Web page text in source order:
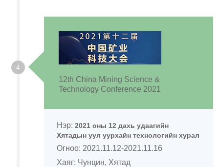
4
12th China Mining Science &
Technology Conference 2021
Нэр:2021 оны 12 дахь удаагийн
Хятадын уул уурхайн технологийн хурал
Огноо: 2021.11.12-2021.11.16
Хаяг: Чунцин, Хятад